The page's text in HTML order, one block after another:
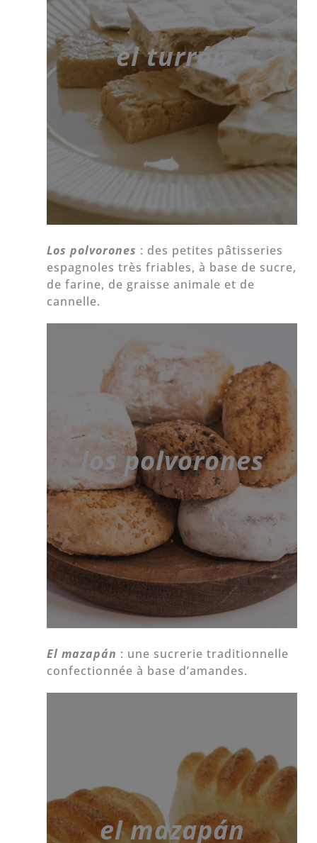
el turrón
Los polvorones : des petites pâtisseries
espagnoles très friables, à base de sucre,
de farine, de graisse animale et de
cannelle.
los polvorones
El mazapán : une sucrerie traditionnelle
confectionnée à base d’amandes.
el mazapán